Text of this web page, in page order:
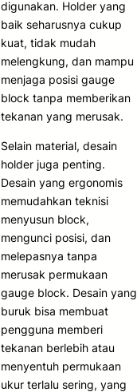
digunakan. Holder yang
baik seharusnya cukup
kuat, tidak mudah
melengkung, dan mampu
menjaga posisi gauge
block tanpa memberikan
tekanan yang merusak.
Selain material, desain
holder juga penting.
Desain yang ergonomis
memudahkan teknisi
menyusun block,
mengunci posisi, dan
melepasnya tanpa
merusak permukaan
gauge block. Desain yang
buruk bisa membuat
pengguna memberi
tekanan berlebih atau
menyentuh permukaan
ukur terlalu sering, yang